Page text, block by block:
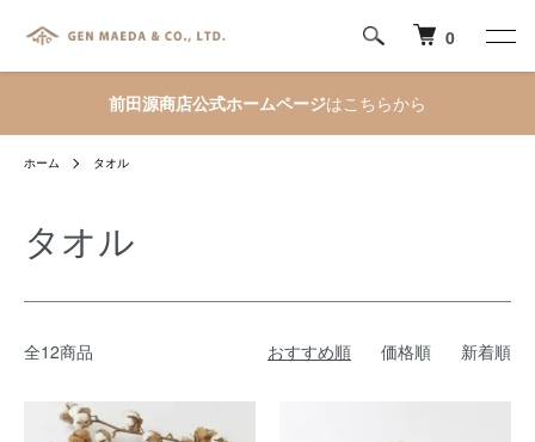
0
前田源商店公式ホームページはこちらから
ホーム タオル
タオル
全12商品 おすすめ順 価格順 新着順